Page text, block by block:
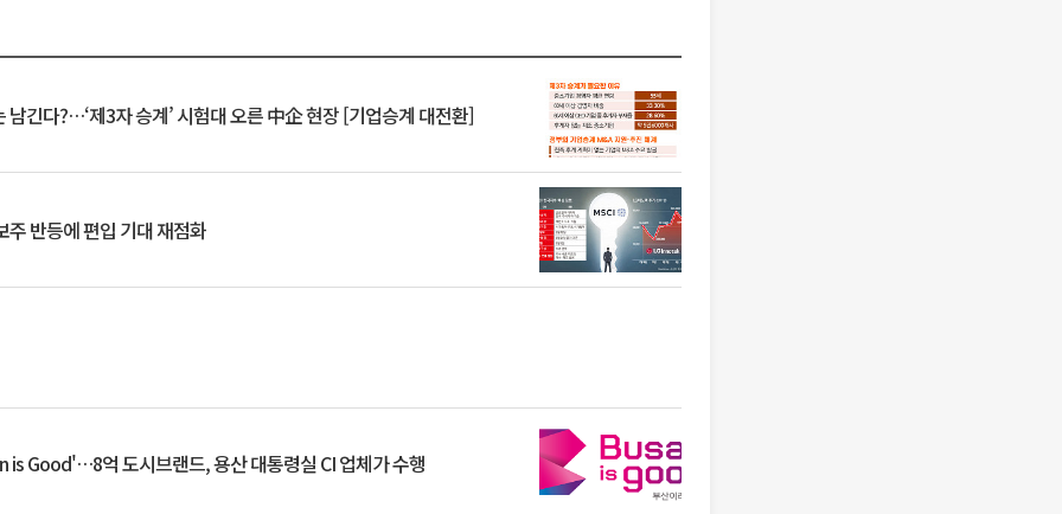
남긴다?…‘제3자 승계’ 시험대 오른 中企 현장 [기업승계 대전환]
반등에 편입 기대 재점화
is Good'…8억 도시브랜드, 용산 대통령실 CI 업체가 수행